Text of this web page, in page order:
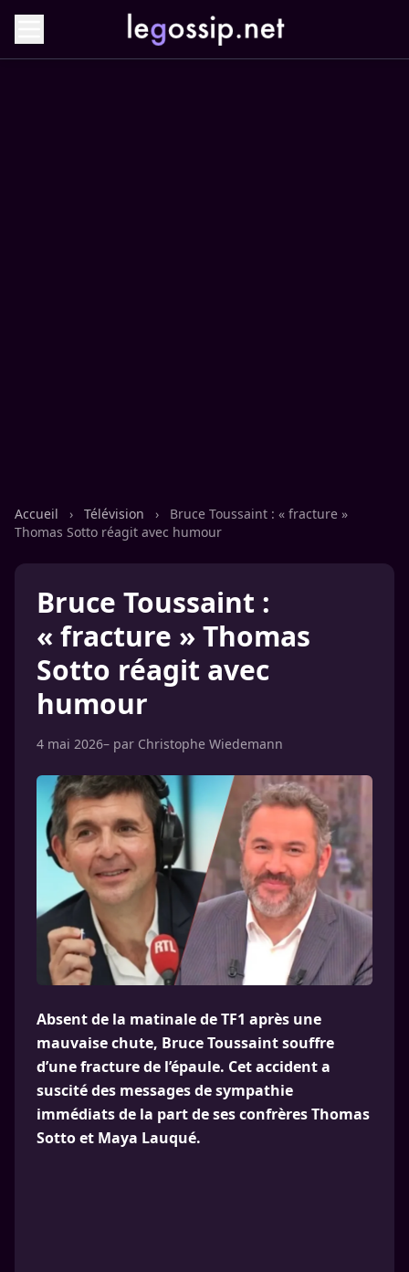
Accueil › Télévision ›
Bruce Toussaint : « fracture »
Thomas Sotto réagit avec humour
Bruce Toussaint :
« fracture » Thomas
Sotto réagit avec
humour
4 mai 2026– par Christophe Wiedemann
Absent de la matinale de TF1 après une
mauvaise chute, Bruce Toussaint souffre
d’une fracture de l’épaule. Cet accident a
suscité des messages de sympathie
immédiats de la part de ses confrères Thomas
Sotto et Maya Lauqué.